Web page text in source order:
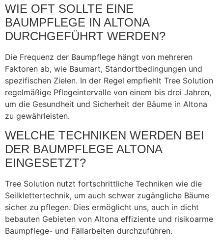
WIE OFT SOLLTE EINE
BAUMPFLEGE IN ALTONA
DURCHGEFÜHRT WERDEN?
Die Frequenz der Baumpflege hängt von mehreren
Faktoren ab, wie Baumart, Standortbedingungen und
spezifischen Zielen. In der Regel empfiehlt Tree Solution
regelmäßige Pflegeintervalle von einem bis drei Jahren,
um die Gesundheit und Sicherheit der Bäume in Altona
zu gewährleisten.
WELCHE TECHNIKEN WERDEN BEI
DER BAUMPFLEGE ALTONA
EINGESETZT?
Tree Solution nutzt fortschrittliche Techniken wie die
Seilklettertechnik, um auch schwer zugängliche Bäume
sicher zu pflegen. Dies ermöglicht uns, auch in dicht
bebauten Gebieten von Altona effiziente und risikoarme
Baumpflege- und Fällarbeiten durchzuführen.